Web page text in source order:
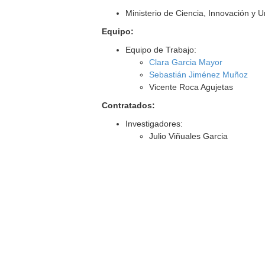
Ministerio de Ciencia, Innovación y
Equipo:
Equipo de Trabajo:
Clara Garcia Mayor
Sebastián Jiménez Muñoz
Vicente Roca Agujetas
Contratados:
Investigadores:
Julio Viñuales Garcia